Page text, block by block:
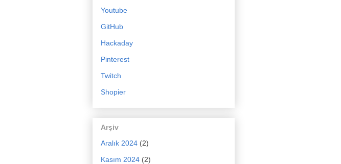
Youtube
GitHub
Hackaday
Pinterest
Twitch
Shopier
Arşiv
Aralık 2024 (2)
Kasım 2024 (2)